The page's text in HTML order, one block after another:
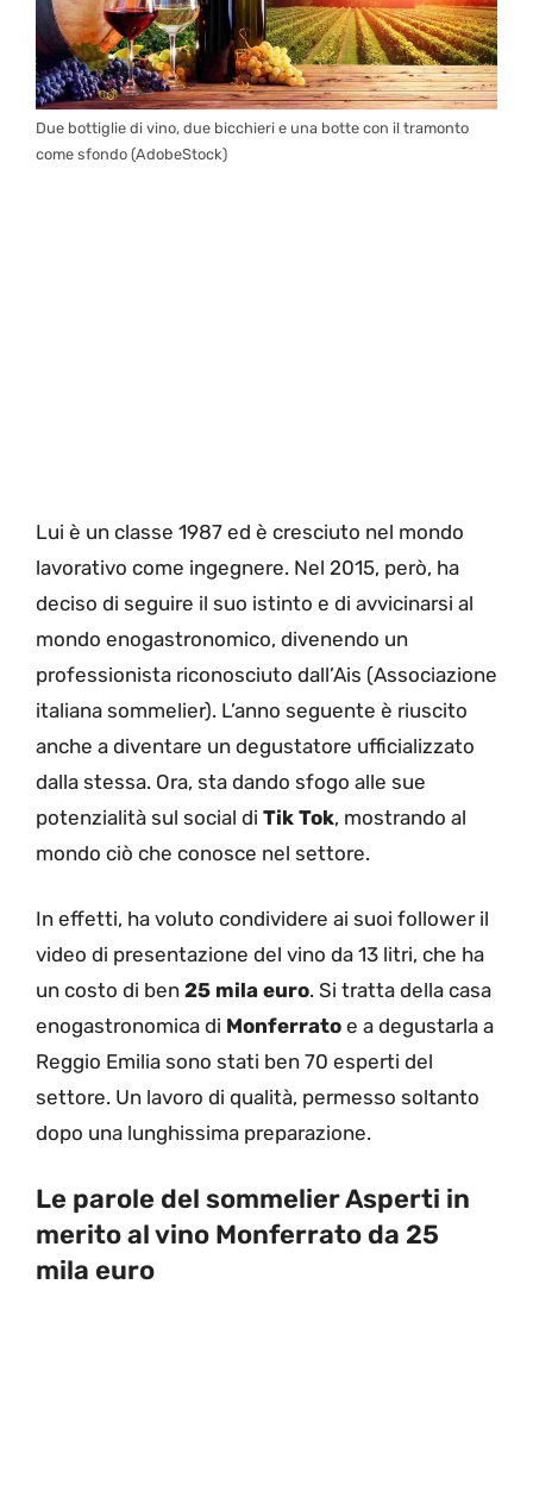
Due bottiglie di vino, due bicchieri e una botte con il tramonto
come sfondo (AdobeStock)
Lui è un classe 1987 ed è cresciuto nel mondo
lavorativo come ingegnere. Nel 2015, però, ha
deciso di seguire il suo istinto e di avvicinarsi al
mondo enogastronomico, divenendo un
professionista riconosciuto dall’Ais (Associazione
italiana sommelier). L’anno seguente è riuscito
anche a diventare un degustatore ufficializzato
dalla stessa. Ora, sta dando sfogo alle sue
potenzialità sul social di Tik Tok, mostrando al
mondo ciò che conosce nel settore.
In effetti, ha voluto condividere ai suoi follower il
video di presentazione del vino da 13 litri, che ha
un costo di ben 25 mila euro. Si tratta della casa
enogastronomica di Monferrato e a degustarla a
Reggio Emilia sono stati ben 70 esperti del
settore. Un lavoro di qualità, permesso soltanto
dopo una lunghissima preparazione.
Le parole del sommelier Asperti in
merito al vino Monferrato da 25
mila euro